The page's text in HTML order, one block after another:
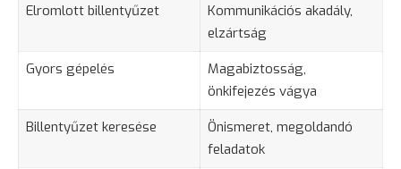
Elromlott billentyűzet
Kommunikációs akadály,
elzártság
Gyors gépelés
Magabiztosság,
önkifejezés vágya
Billentyűzet keresése
Önismeret, megoldandó
feladatok